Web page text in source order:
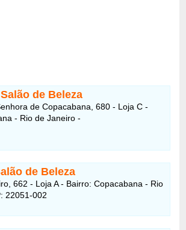
de Beleza
de Copacabana, 680 - Loja C -
- Rio de Janeiro -
de Beleza
662 - Loja A - Bairro: Copacabana - Rio
22051-002